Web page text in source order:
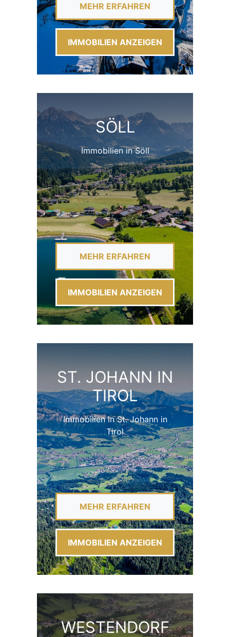
MEHR ERFAHREN
IMMOBILIEN ANZEIGEN
SÖLL
Immobilien in Söll
MEHR ERFAHREN
IMMOBILIEN ANZEIGEN
ST. JOHANN IN
TIROL
Immobilien in St. Johann in
Tirol
MEHR ERFAHREN
IMMOBILIEN ANZEIGEN
WESTENDORF